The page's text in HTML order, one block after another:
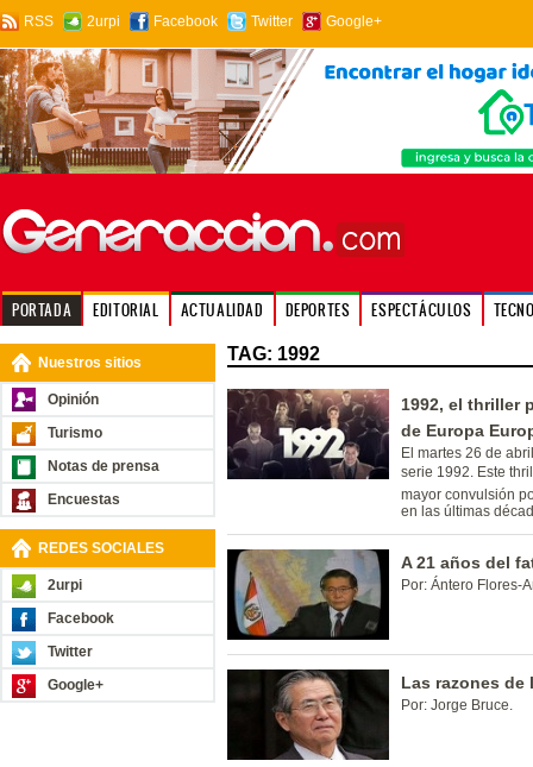
RSS 2urpi Facebook Twitter Google+
PORTADA EDITORIAL ACTUALIDAD DEPORTES ESPECTÁCULOS
Nuestros sitios
Opinión
Turismo
Notas de prensa
Encuestas
REDES SOCIALES
2urpi
Facebook
Twitter
Google+
TAG: 1992
1992, el
de Europa
El martes 26 de
serie 1992. Este
mayor convulsión
en las últimas
A 21 años del
Por: Ántero Flores-
Las razones de
Por: Jorge Bruce.